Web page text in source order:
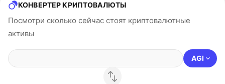
КОНВЕРТЕР КРИПТОВАЛЮТЫ
Посмотри сколько сейчас стоят криптовалютные
активы
AGI